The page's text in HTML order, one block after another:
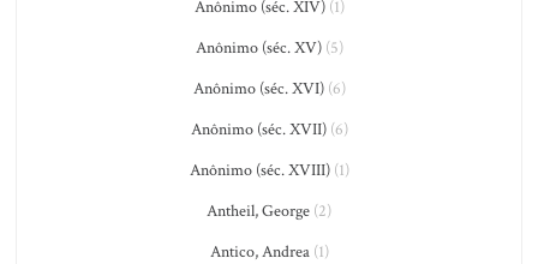
Anônimo (séc. XIV)(1)
Anônimo (séc. XV)(5)
Anônimo (séc. XVI)(6)
Anônimo (séc. XVII)(6)
Anônimo (séc. XVIII)(1)
Antheil, George (2)
Antico, Andrea(1)